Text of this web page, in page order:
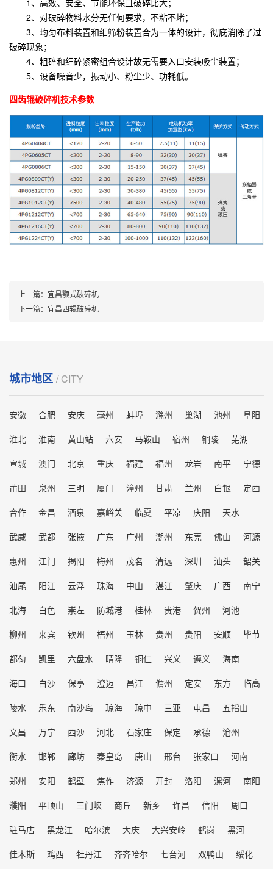
2、对破碎物料水分无任何要求，不粘不堵；
3、均匀布料装置和细筛粉装置合为一体的设计，彻底消除了过
破碎现象；
4、粗碎和细碎紧密组合设计故无需要入口安装吸尘装置；
5、设备噪音少，振动小、粉尘少、功耗低。
四齿辊破碎机技术参数
上一篇： 宜昌颚式破碎机
下一篇： 宜昌四辊破碎机
城市地区 / CITY
安徽 合肥 安庆 毫州 蚌埠 滁州 巢湖 池州
阜阳
淮北
淮南 黄山站 六安 马鞍山 宿州 铜陵
芜湖
宣城
澳门 北京 重庆 福建 福州 龙岩 南平
宁德
莆田
泉州 三明 厦门 漳州 甘肃 兰州 白银
定西
合作
金昌 酒泉 嘉峪关 临夏 平凉 庆阳
天水
武威
武都 张掖 广东 广州 潮州 东莞 佛山
河源
惠州
江门 揭阳 梅州 茂名 清远 深圳 汕头
韶关
汕尾
阳江 云浮 珠海 中山 湛江 肇庆 广西
南宁
北海
白色 崇左 防城港 桂林 贵港 贺州
河池
柳州
来宾 钦州 梧州 玉林 贵州 贵阳 安顺
毕节
都匀
凯里 六盘水 晴隆 铜仁 兴义 遵义
海南
海口
白沙 保亭 澄迈 昌江 儋州 定安 东方
临高
陵水
乐东 南沙岛 琼海 琼中 三亚 屯昌
五指山
文昌
万宁 西沙 河北 石家庄 保定 承德
沧州
衡水
邯郸 廊坊 秦皇岛 唐山 邢台 张家口
河南
郑州
安阳 鹤壁 焦作 济源 开封 洛阳 漯河
南阳
濮阳
平顶山 三门峡 商丘 新乡 许昌 信阳
周口
驻马店
黑龙江 哈尔滨 大庆 大兴安岭 鹤岗
黑河
佳木斯
鸡西 牡丹江 齐齐哈尔 七台河 双鸭山
绥化